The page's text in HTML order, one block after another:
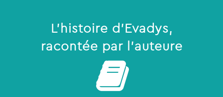
L’histoire d’Evadys,
racontée par l’auteure